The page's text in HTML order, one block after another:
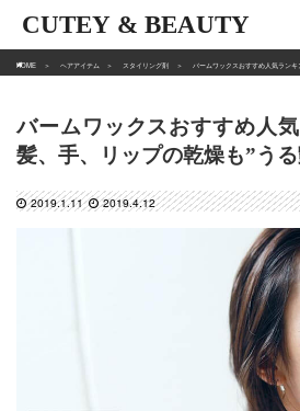
CUTEY & BEAUTY
HOME ヘアアイテム スタイリング剤 バームワックスおすすめ人気ラン
バームワックスおすすめ人
髪、手、リップの乾燥も”う
2019.1.11 2019.4.12